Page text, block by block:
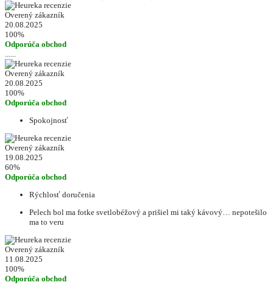
Overený zákazník
20.08.2025
100%
Odporúča obchod
......
Overený zákazník
20.08.2025
100%
Odporúča obchod
Spokojnosť
Overený zákazník
19.08.2025
60%
Odporúča obchod
Rýchlosť doručenia
Pelech bol ma fotke svetlobéžový a prišiel mi taký kávový… nepotešilo
ma to veru
Overený zákazník
11.08.2025
100%
Odporúča obchod